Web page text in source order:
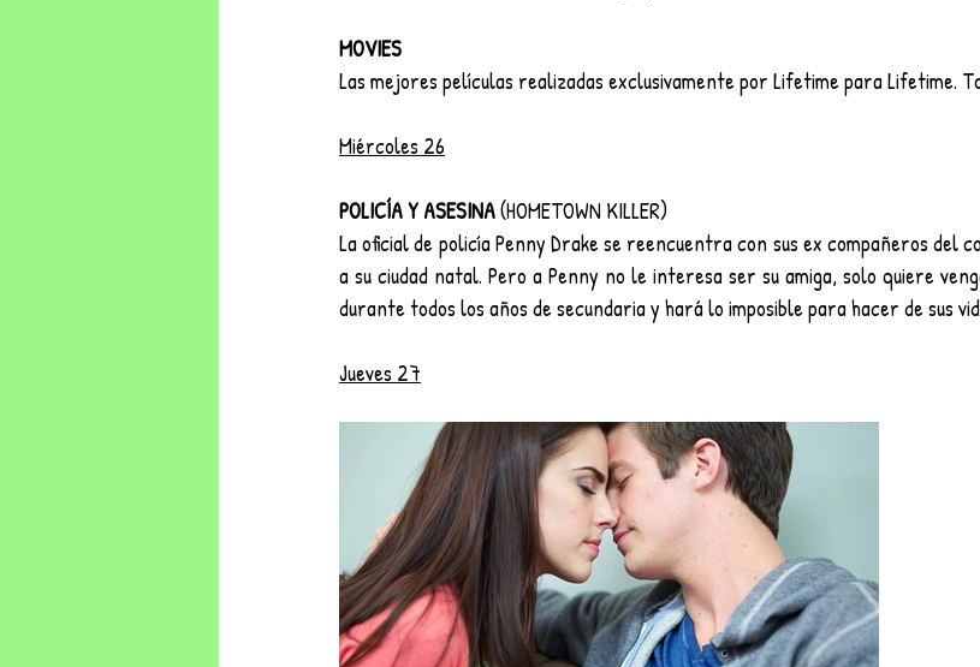
MOVIES
Las mejores películas realizadas exclusivamente por Lifetime para Lifetime.
Miércoles 26
POLICÍA Y ASESINA (HOMETOWN KILLER)
La oficial de policía Penny Drake se reencuentra con sus ex compañeros del
a su ciudad natal. Pero a Penny no le interesa ser su amiga, solo quiere
durante todos los años de secundaria y hará lo imposible para hacer de sus
Jueves 27